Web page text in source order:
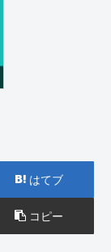
はてブ
コピー